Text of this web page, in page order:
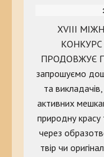
XVIII
КОНКУРС
ПРОДОВЖУЄ
запрошуємо
та
активних
природну красу
через
твір чи